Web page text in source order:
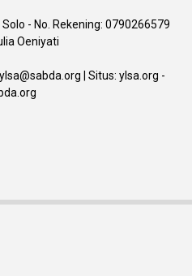
- No. Rekening: 0790266579
Oeniyati
ylsa@sabda.org | Situs: ylsa.org -